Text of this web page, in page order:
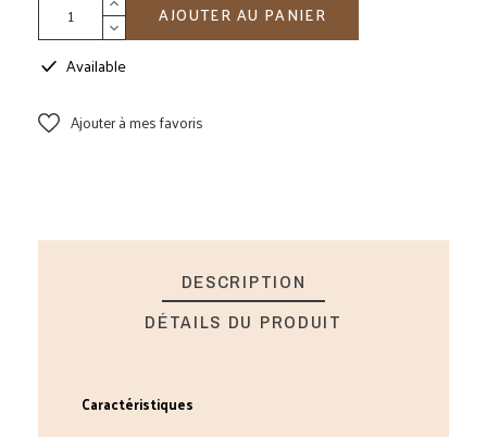
AJOUTER AU PANIER
Available
Ajouter à mes favoris
DESCRIPTION
DÉTAILS DU PRODUIT
Caractéristiques